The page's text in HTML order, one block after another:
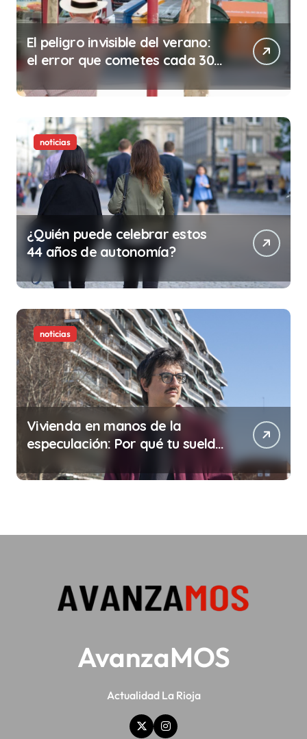
El peligro invisible del verano:
el error que cometes cada 30
minutos en tu trabajo (y la
ilegalidad que te puede costar
la vida)
noticias
¿Quién puede celebrar estos
44 años de autonomía?
noticias
Vivienda en manos de la
especulación: Por qué tu sueldo
AvanzaMOS
Actualidad La Rioja